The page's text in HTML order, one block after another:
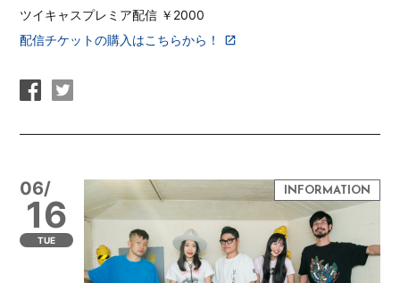
ツイキャスプレミア配信 ￥2000
配信チケットの購入はこちらから！
06/
16
TUE